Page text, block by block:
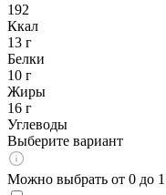
192
Ккал
13 г
Белки
10 г
Жиры
16 г
Углеводы
Выберите вариант
Можно выбрать от 0 до 1